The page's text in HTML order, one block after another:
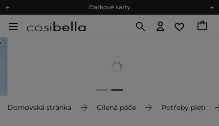
Darkové karty
Darkové karty
Domovská stránka Cílená péče Potřeby pleti